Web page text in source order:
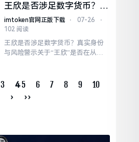
包的内测工作。关于资金安全，建
行数字钱包采用了多重加密技术与
隔离存储机制。未来，随着内测范
应用，如智能合约发放补贴、工资
代发等场景。
王欣是否涉足数字货币？真
实身份与风险警示
imtoken官网正版下载 ⋅ 07-26
⋅
102 阅读
王欣是否涉足数字货币？真实身份
与风险警示关于“王欣”是否在从事
言，识别风险比追逐高收益更为重
应仔细核查项目方的资质、团队背
3 4 5 6 7 8 9
10
›
››